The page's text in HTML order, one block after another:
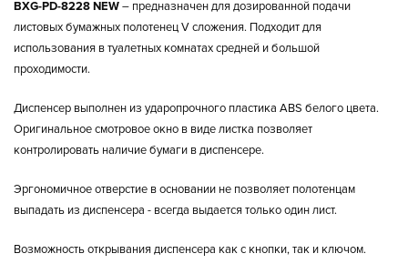
BXG-PD-8228 NEW– предназначен для дозированной подачи
листовых бумажных полотенец V сложения. Подходит для
использования в туалетных комнатах средней и большой
проходимости.
Диспенсер выполнен из ударопрочного пластика ABS белого цвета.
Оригинальное смотровое окно в виде листка позволяет
контролировать наличие бумаги в диспенсере.
Эргономичное отверстие в основании не позволяет полотенцам
выпадать из диспенсера - всегда выдается только один лист.
Возможность открывания диспенсера как с кнопки, так и ключом.